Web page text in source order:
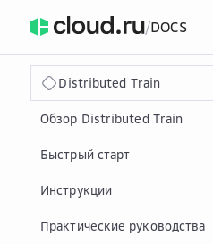
/DOCS
Distributed Train
Обзор Distributed Train
Быстрый старт
Инструкции
Практические руководства